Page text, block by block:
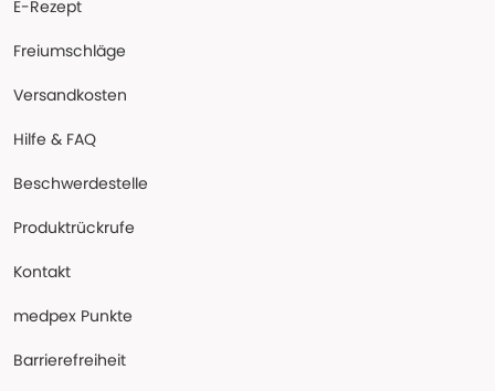
E-Rezept
Freiumschläge
Versandkosten
Hilfe & FAQ
Beschwerdestelle
Produktrückrufe
Kontakt
medpex Punkte
Barrierefreiheit